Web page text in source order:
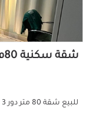
شقة سكنية 80م للبيع كاش بمصر الجديدة القاهرة